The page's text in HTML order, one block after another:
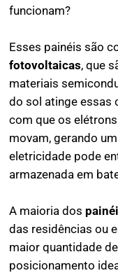
funcionam?
Esses painéis são
fotovoltaicas, que
materiais
do sol atinge essas
com que os
movam, gerando
eletricidade pode
armazenada em
A maioria dos
das residências ou
maior quantidade
posicionamento